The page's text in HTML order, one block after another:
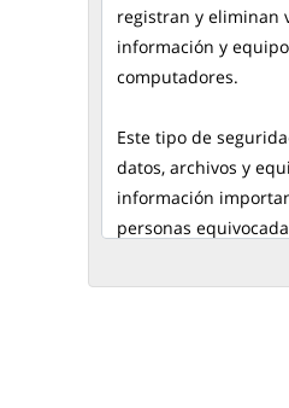
registran y eliminan
información y
computadores.
Este tipo de
datos, archivos y
información
personas